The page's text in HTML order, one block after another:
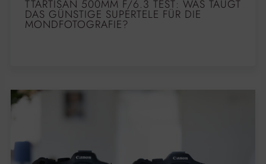
TTARTISAN 500MM F/6.3 TEST: WAS TAUGT
DAS GÜNSTIGE SUPERTELE FÜR DIE
MONDFOTOGRAFIE?